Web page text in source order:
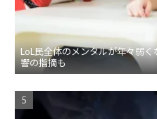
LoL民全体のメンタルが年々弱
響の指摘も